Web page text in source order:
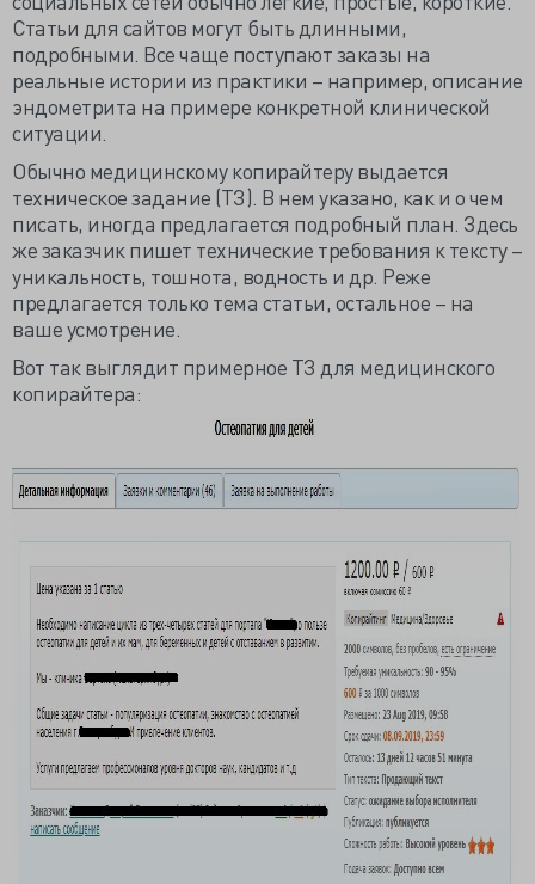
Статьи для сайтов могут быть длинными,
подробными. Все чаще поступают заказы на
реальные истории из практики – например, описание
эндометрита на примере конкретной клинической
ситуации.
Обычно медицинскому копирайтеру выдается
техническое задание (ТЗ). В нем указано, как и о чем
писать, иногда предлагается подробный план. Здесь
же заказчик пишет технические требования к тексту –
уникальность, тошнота, водность и др. Реже
предлагается только тема статьи, остальное – на
ваше усмотрение.
Вот так выглядит примерное ТЗ для медицинского
копирайтера: